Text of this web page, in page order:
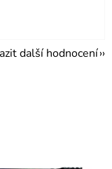
další hodnocení